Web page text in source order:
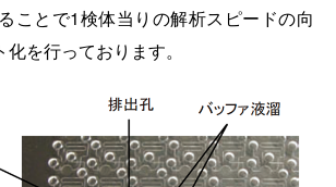
ことで1検体当りの解析スピードの向
を行っております。